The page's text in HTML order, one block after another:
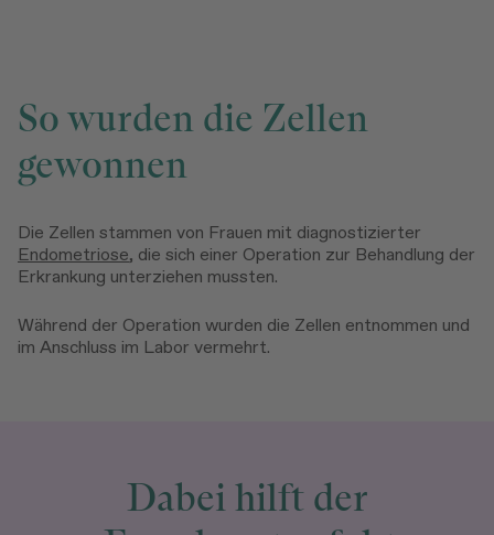
So wurden die Zellen
gewonnen
Die Zellen stammen von Frauen mit diagnostizierter
Endometriose, die sich einer Operation zur Behandlung der
Erkrankung unterziehen mussten.
Während der Operation wurden die Zellen entnommen und
im Anschluss im Labor vermehrt.
Dabei hilft der